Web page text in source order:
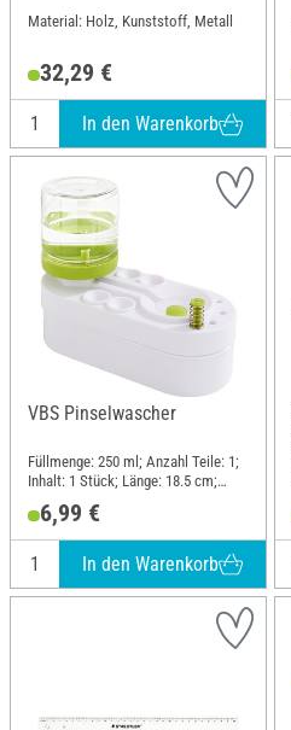
Material: Holz, Kunststoff, Metall
32,29 €
In den Warenkorb
VBS Pinselwascher
Füllmenge: 250 ml; Anzahl Teile: 1;
Inhalt: 1 Stück; Länge: 18.5 cm;
Breite: 8.5 cm; Höhe: 15.5 cm;
Material: Kunststoff
6,99 €
In den Warenkorb